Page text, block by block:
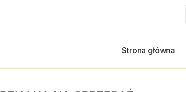
Strona główna